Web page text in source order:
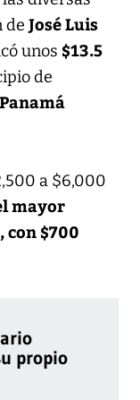
de José Luis
unos $13.5
de
Panamá
a $6,000
mayor
$700
propio